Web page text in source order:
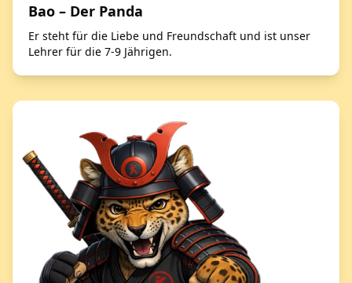
Bao – Der Panda
Er steht für die Liebe und Freundschaft und ist unser
Lehrer für die 7-9 Jährigen.